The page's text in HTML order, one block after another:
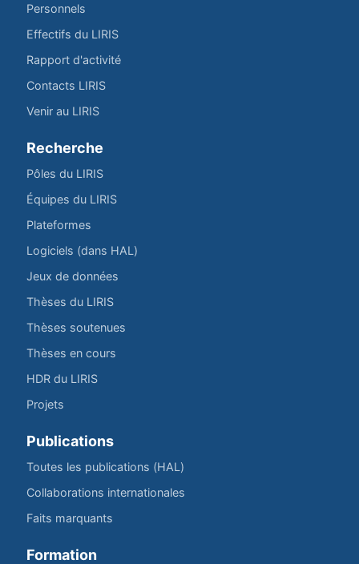
Personnels
Effectifs du LIRIS
Rapport d'activité
Contacts LIRIS
Venir au LIRIS
Recherche
Pôles du LIRIS
Équipes du LIRIS
Plateformes
Logiciels (dans HAL)
Jeux de données
Thèses du LIRIS
Thèses soutenues
Thèses en cours
HDR du LIRIS
Projets
Publications
Toutes les publications (HAL)
Collaborations internationales
Faits marquants
Formation